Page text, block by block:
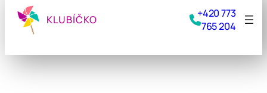
obsah
KLUBÍČKO
+420 773
765 204